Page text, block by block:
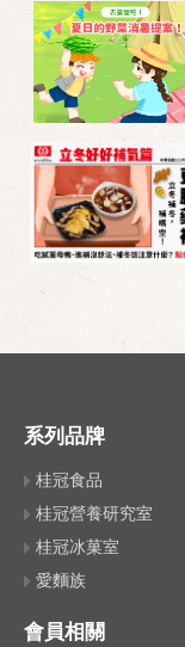
系列品牌
桂冠食品
桂冠營養研究室
桂冠冰菓室
愛麵族
會員相關